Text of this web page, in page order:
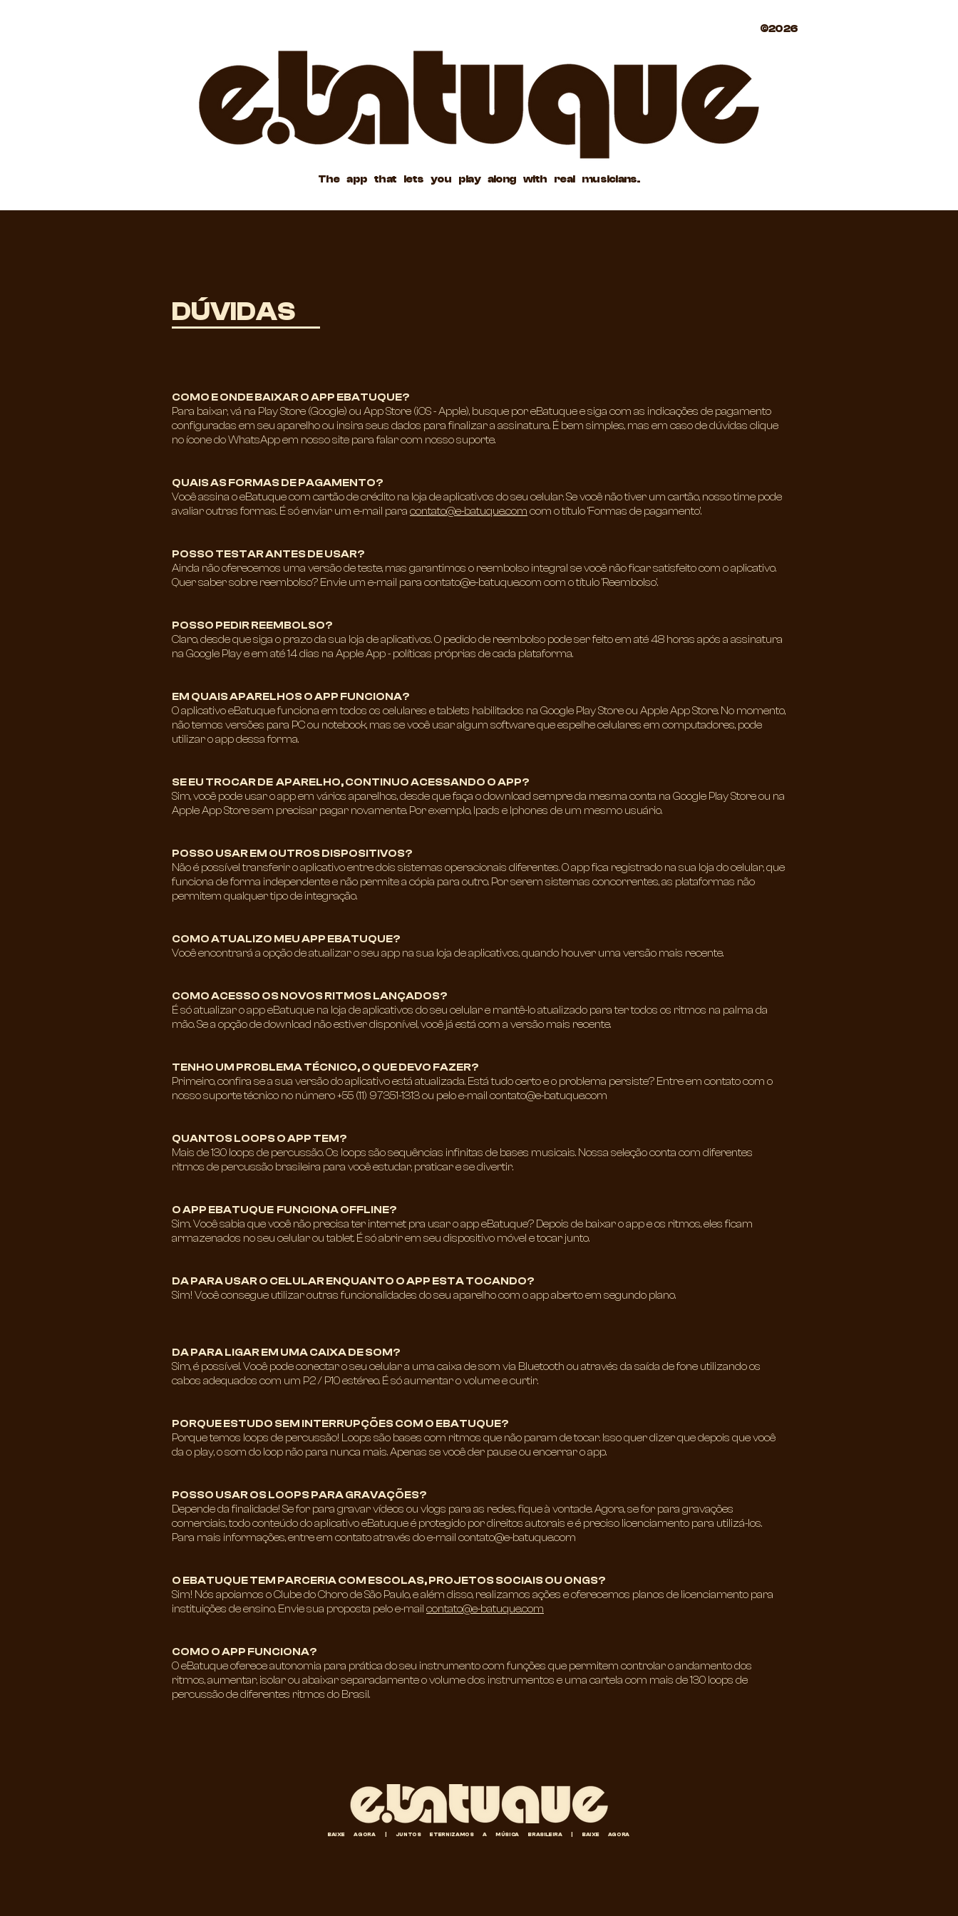
©2026
The app that lets you play along with real musicians.
DÚVIDAS
COMO E ONDE BAIXAR O APP EBATUQUE?​
Para baixar, vá na Play Store (Google) ou App Store (iOS - Apple), busque por eBatuque e siga com as indicações de pagamento
configuradas em seu aparelho ou insira seus dados para finalizar a assinatura. É bem simples, mas em caso de dúvidas clique
no ícone do WhatsApp em nosso site para falar com nosso suporte.
QUAIS AS FORMAS DE PAGAMENTO?​
Você assina o eBatuque com cartão de crédito na loja de aplicativos do seu celular. Se você não tiver um cartão, nosso time pode
avaliar outras formas. É só enviar um e-mail para contato@e-batuque.com com o título ‘Formas de pagamento’.
POSSO TESTAR ANTES DE USAR?​
Ainda não oferecemos uma versão de teste, mas garantimos o reembolso integral se você não ficar satisfeito com o aplicativo.
Quer saber sobre reembolso? Envie um e-mail para contato@e-batuque.com com o título 'Reembolso'.
POSSO PEDIR REEMBOLSO?​
Claro, desde que siga o prazo da sua loja de aplicativos. O pedido de reembolso pode ser feito em até 48 horas após a assinatura
na Google Play e em até 14 dias na Apple App - políticas próprias de cada plataforma.
EM QUAIS APARELHOS O APP FUNCIONA?​
O aplicativo eBatuque funciona em todos os celulares e tablets habilitados na Google Play Store ou Apple App Store. No momento,
não temos versões para PC ou notebook, mas se você usar algum software que espelhe celulares em computadores, pode
utilizar o app dessa forma.
SE EU TROCAR DE APARELHO, CONTINUO ACESSANDO O APP?​
Sim, você pode usar o app em vários aparelhos, desde que faça o download sempre da mesma conta na Google Play Store ou na
Apple App Store sem precisar pagar novamente. Por exemplo, Ipads e Iphones de um mesmo usuário.
POSSO USAR EM OUTROS DISPOSITIVOS?​
Não é possível transferir o aplicativo entre dois sistemas operacionais diferentes. O app fica registrado na sua loja do celular, que
funciona de forma independente e não permite a cópia para outro. Por serem sistemas concorrentes, as plataformas não
permitem qualquer tipo de integração.
COMO ATUALIZO MEU APP EBATUQUE?​
Você encontrará a opção de atualizar o seu app na sua loja de aplicativos, quando houver uma versão mais recente.
COMO ACESSO OS NOVOS RITMOS LANÇADOS?​
É só atualizar o app eBatuque na loja de aplicativos do seu celular e mantê-lo atualizado para ter todos os ritmos na palma da
mão. Se a opção de download não estiver disponível, você já está com a versão mais recente.
TENHO UM PROBLEMA TÉCNICO, O QUE DEVO FAZER?​
Primeiro, confira se a sua versão do aplicativo está atualizada. Está tudo certo e o problema persiste? Entre em contato com o
nosso suporte técnico no número +55 (11) 97351-1313 ou pelo e-mail contato@e-batuque.com
QUANTOS LOOPS O APP TEM?​
Mais de 130 loops de percussão. Os loops são sequências infinitas de bases musicais. Nossa seleção conta com diferentes
ritmos de percussão brasileira para você estudar, praticar e se divertir.
O APP EBATUQUE FUNCIONA OFFLINE?​
Sim. Você sabia que você não precisa ter internet pra usar o app eBatuque? Depois de baixar o app e os ritmos, eles ficam
armazenados no seu celular ou tablet. É só abrir em seu dispositivo móvel e tocar junto.
DA PARA USAR O CELULAR ENQUANTO O APP ESTA TOCANDO?​
Sim! Você consegue utilizar outras funcionalidades do seu aparelho com o app aberto em segundo plano.
DA PARA LIGAR EM UMA CAIXA DE SOM?​
Sim, é possível. Você pode conectar o seu celular a uma caixa de som via Bluetooth ou através da saída de fone utilizando os
cabos adequados com um P2 / P10 estéreo. É só aumentar o volume e curtir.
PORQUE ESTUDO SEM INTERRUPÇÕES COM O EBATUQUE?​
Porque temos loops de percussão! Loops são bases com ritmos que não param de tocar. Isso quer dizer que depois que você
da o play, o som do loop não para nunca mais. Apenas se você der pause ou encerrar o app.
POSSO USAR OS LOOPS PARA GRAVAÇÕES?​
Depende da finalidade! Se for para gravar vídeos ou vlogs para as redes, fique à vontade. Agora, se for para gravações
comerciais, todo conteúdo do aplicativo eBatuque é protegido por direitos autorais e é preciso licenciamento para utilizá-los.
Para mais informações, entre em contato através do e-mail contato@e-batuque.com
O EBATUQUE TEM PARCERIA COM ESCOLAS, PROJETOS SOCIAIS OU ONGS?​
Sim! Nós apoiamos o Clube do Choro de São Paulo, e além disso, realizamos ações e oferecemos planos de licenciamento para
instituições de ensino. Envie sua proposta pelo e-mail contato@e-batuque.com
COMO O APP FUNCIONA?​
O eBatuque oferece autonomia para prática do seu instrumento com funções que permitem controlar o andamento dos
ritmos, aumentar, isolar ou abaixar separadamente o volume dos instrumentos e uma cartela com mais de 130 loops de
percussão de diferentes ritmos do Brasil.
BAIXE AGORA | JUNTOS ETERNIZAMOS A MÚSICA BRASILEIRA | BAIXE AGORA